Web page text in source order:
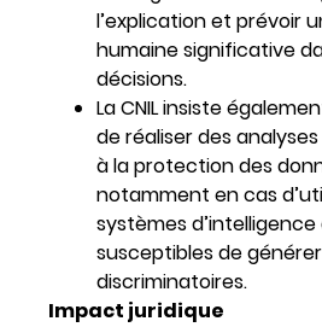
l’explication et prévoir
humaine significative
décisions.
La CNIL insiste
de réaliser des
à la protection des
notamment en cas
systèmes
susceptibles de
discriminatoires.
Impact juridique